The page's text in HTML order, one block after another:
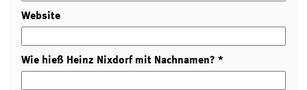
Website
Wie hieß Heinz Nixdorf mit Nachnamen? *